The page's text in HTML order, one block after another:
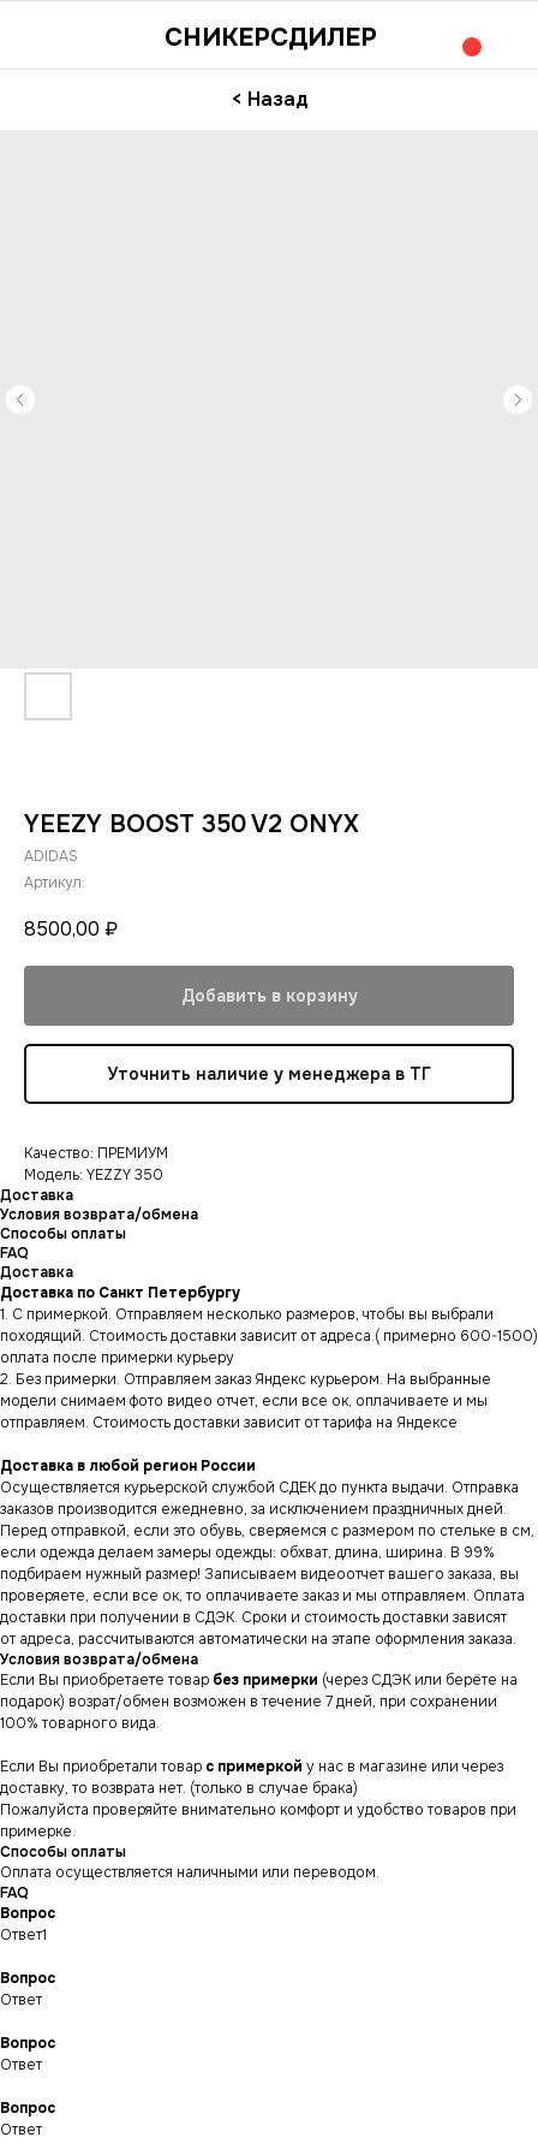
СНИКЕРСДИЛЕР
< Назад
YEEZY BOOST 350 V2 ONYX
ADIDAS
Артикул:
8500,00 ₽
Добавить в корзину
Уточнить наличие у менеджера в ТГ
Качество: ПРЕМИУМ
Модель: YEZZY 350
Доставка
Условия возврата/обмена
Способы оплаты
FAQ
Доставка
Доставка по Санкт Петербургу
1. С примеркой. Отправляем несколько размеров, чтобы вы выбрали
походящий. Стоимость доставки зависит от адреса.( примерно 600-1500)
оплата после примерки курьеру
2. Без примерки. Отправляем заказ Яндекс курьером. На выбранные
модели снимаем фото видео отчет, если все ок, оплачиваете и мы
отправляем. Стоимость доставки зависит от тарифа на Яндексе
Доставка в любой регион России
Осуществляется курьерской службой СДЕК до пункта выдачи. Отправка
заказов производится ежедневно, за исключением праздничных дней.
Перед отправкой, если это обувь, сверяемся с размером по стельке в см,
если одежда делаем замеры одежды: обхват, длина, ширина. В 99%
подбираем нужный размер! Записываем видеоотчет вашего заказа, вы
проверяете, если все ок, то оплачиваете заказ и мы отправляем. Оплата
доставки при получении в СДЭК. Сроки и стоимость доставки зависят
от адреса, рассчитываются автоматически на этапе оформления заказа.
Условия возврата/обмена
Если Вы приобретаете товар без примерки (через СДЭК или берёте на
подарок) возрат/обмен возможен в течение 7 дней, при сохранении
100% товарного вида.
Если Вы приобретали товар с примеркой у нас в магазине или через
доставку, то возврата нет. (только в случае брака)
Пожалуйста проверяйте внимательно комфорт и удобство товаров при
примерке.
Способы оплаты
Оплата осуществляется наличными или переводом.
FAQ
Вопрос
Ответ1
Вопрос
Ответ
Вопрос
Ответ
Вопрос
Ответ
СНИКЕРСДИЛЕР
©СНИКЕРСДИЛЕР 2024-26.